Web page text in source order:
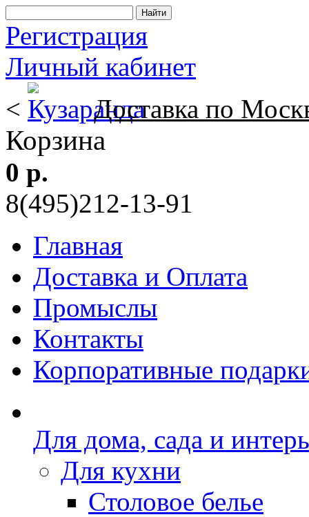
Регистрация
Личный кабинет
<
Доставка по
Корзина
0 р.
8(495)212-13-91
Главная
Доставка и Оплата
Промыслы
Контакты
Корпоративные
Для дома, сада и
Для кухни
Столовое белье